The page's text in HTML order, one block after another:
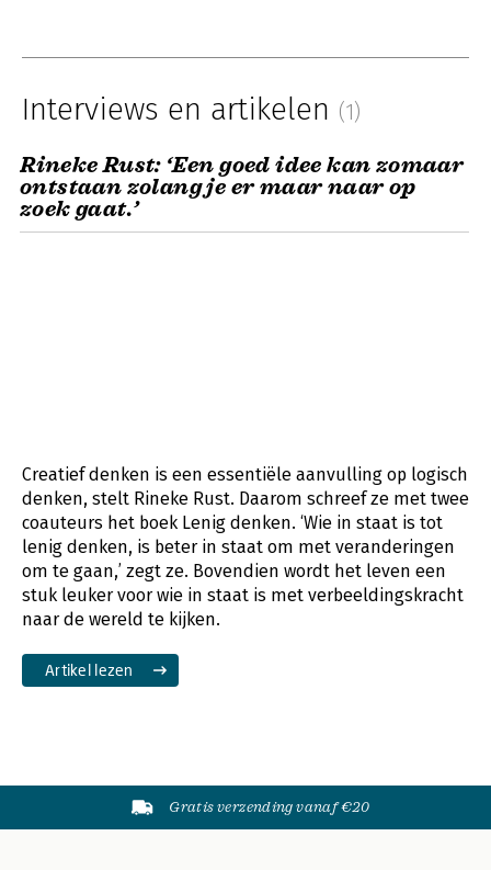
Interviews en artikelen (1)
Rineke Rust: ‘Een goed idee kan zomaar
ontstaan zolang je er maar naar op
zoek gaat.’
Creatief denken is een essentiële aanvulling op logisch
denken, stelt Rineke Rust. Daarom schreef ze met twee
coauteurs het boek Lenig denken. ‘Wie in staat is tot
lenig denken, is beter in staat om met veranderingen
om te gaan,’ zegt ze. Bovendien wordt het leven een
stuk leuker voor wie in staat is met verbeeldingskracht
naar de wereld te kijken.
Artikel lezen
Gratis verzending vanaf €20